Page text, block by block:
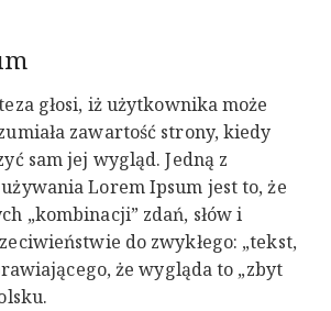
głosi, iż użytkownika może
zawartość strony, kiedy
sam jej wygląd. Jedną z
Lorem Ipsum jest to, że
„kombinacji” zdań, słów i
do zwykłego: „tekst,
że wygląda to „zbyt